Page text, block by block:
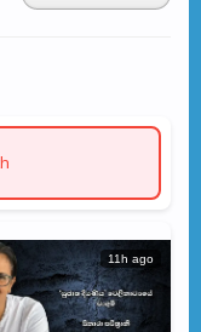
11h ago